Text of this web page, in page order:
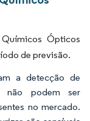
Ópticos
de previsão.
a detecção de
não podem ser
no mercado.